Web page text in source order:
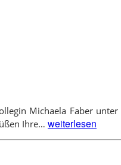
Michaela Faber
Ihre… Urlaub
im
September
weiterlesen